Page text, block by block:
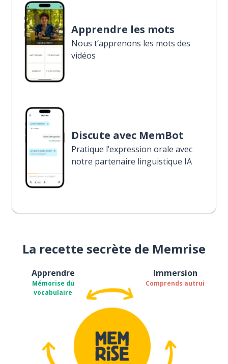
Apprendre les mots
Nous t’apprenons les mots des
vidéos
Discute avec MemBot
Pratique l’expression orale avec
notre partenaire linguistique IA
La recette secrète de Memrise
Apprendre
Mémorise du
vocabulaire
Immersion
Comprends autrui